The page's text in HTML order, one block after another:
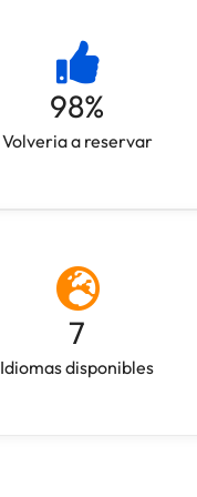
98%
Volveria a reservar
7
Idiomas disponibles